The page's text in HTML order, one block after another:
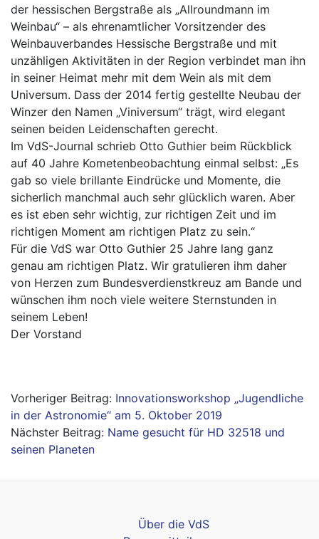
der hessischen Bergstraße als „Allroundmann im
Weinbau“ – als ehrenamtlicher Vorsitzender des
Weinbauverbandes Hessische Bergstraße und mit
unzähligen Aktivitäten in der Region verbindet man ihn
in seiner Heimat mehr mit dem Wein als mit dem
Universum. Dass der 2014 fertig gestellte Neubau der
Winzer den Namen „Viniversum“ trägt, wird elegant
seinen beiden Leidenschaften gerecht.
Im VdS-Journal schrieb Otto Guthier beim Rückblick
auf 40 Jahre Kometenbeobachtung einmal selbst: „Es
gab so viele brillante Eindrücke und Momente, die
sicherlich manchmal auch sehr glücklich waren. Aber
es ist eben sehr wichtig, zur richtigen Zeit und im
richtigen Moment am richtigen Platz zu sein.“
Für die VdS war Otto Guthier 25 Jahre lang ganz
genau am richtigen Platz. Wir gratulieren ihm daher
von Herzen zum Bundesverdienstkreuz am Bande und
wünschen ihm noch viele weitere Sternstunden in
seinem Leben!
Der Vorstand
BeitragsnavigationInnovationsworkshop „Jugendliche
in der Astronomie“ am 5. Oktober 2019
Name gesucht für HD 32518 und
seinen Planeten
Über die VdS